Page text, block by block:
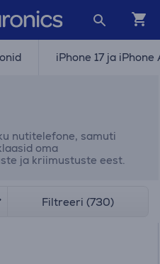
iPhone 17 ja iPhone
nutitelefone, samuti
oma
ja kriimustuste eest.
Filtreeri (730)